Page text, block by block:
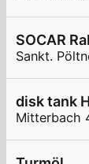
SOCAR
Sankt.
disk tank
Mitterbach